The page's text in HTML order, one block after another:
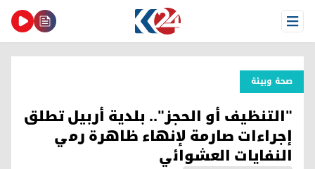
Open Menu
صحة وبیئة
"التنظيف أو الحجز".. بلدية أربيل تطلق
إجراءات صارمة لإنهاء ظاهرة رمي
النفايات العشوائي